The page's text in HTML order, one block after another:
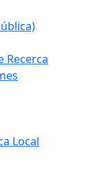
Recerca
Local